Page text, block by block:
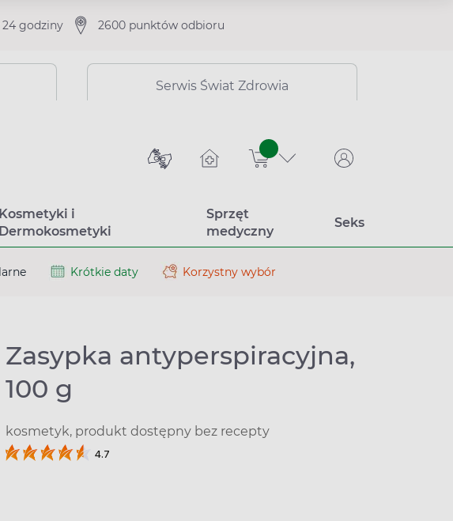
24 godziny 2600 punktów odbioru
Serwis Świat Zdrowia
sztuk
Kosmetyki i
Dermokosmetyki
Sprzęt
medyczny
Seks
Krótkie daty Korzystny wybór
Zasypka antyperspiracyjna,
100 g
kosmetyk, produkt dostępny bez recepty
4.7